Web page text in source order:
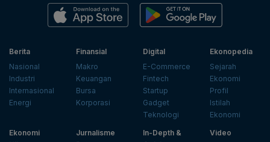
Berita
Nasional
Industri
Internasional
Energi
Finansial
Makro
Keuangan
Bursa
Korporasi
Digital
E-Commerce
Fintech
Startup
Gadget
Teknologi
Ekonopedia
Sejarah
Ekonomi
Profil
Istilah
Ekonomi
Ekonomi
Jurnalisme
In-Depth &
Video